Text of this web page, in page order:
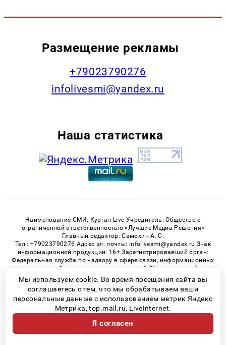
Размещение рекламы
+79023790276
infolivesmi@yandex.ru
Наша статистика
Наименование СМИ: Курган Live Учредитель: Общество с
ограниченной ответственностью «Лучшие Медиа Решения»
Главный редактор: Самохин А. С.
Тел.: +79023790276 Адрес эл. почты: infolivesmi@yandex.ru Знак
информационной продукции: 16+ Зарегистрировавший орган:
Федеральная служба по надзору в сфере связи, информационных
технологий и массовых коммуникаций (Роскомнадзор)
Регистрационный номер СМИ ЭЛ № ФС 77 - 82535 от 21.01.2022
© 2026 «Kurgan-Live» | Все права защищены
Возрастная категория сайта 16+
Политика конфиденциальности
Мы используем cookie. Во время посещения сайта вы
соглашаетесь с тем, что мы обрабатываем ваши
персональные данные с использованием метрик Яндекс
Метрика, top.mail.ru, LiveInternet.
Я согласен